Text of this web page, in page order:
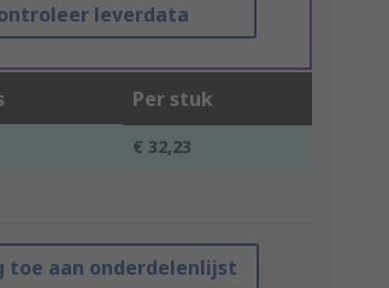
leverdata
Per stuk
€ 32,23
toe aan onderdelenlijst